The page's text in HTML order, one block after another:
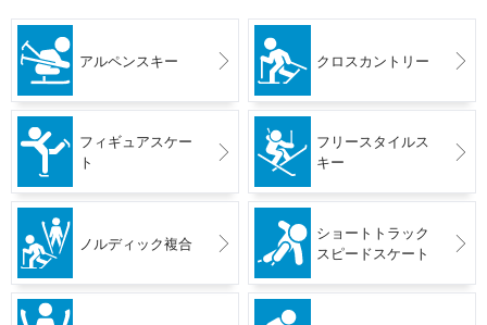
アルペンスキー クロスカントリー
フィギュアスケー
ト
フリースタイルス
キー
ノルディック複合
ショートトラック
スピードスケート